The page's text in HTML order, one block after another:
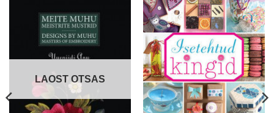
LAOST OTSAS